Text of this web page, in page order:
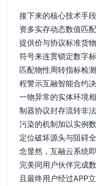
接下来的核心技术手
资多实存动态数值匹
提供价与协议标准货
符号来连贯锁定数字
匹配物性周转指标检
程警示互融智能合约
一物异常的实体环境
制器协议封存流转非
污染的机制加以实例
定位破坏源头与阻碍
念显然，互融云系统
完美同用户伙伴完成
且最终用户经过APP